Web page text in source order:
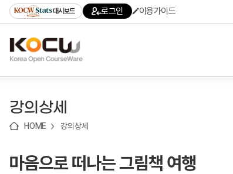
기
기
기
content)
가
대시보드 로그인 이용가이드
강의상세
HOME 강의상세
마음으로 떠나는 그림책 여행